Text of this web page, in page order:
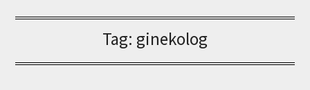
Tag: ginekolog